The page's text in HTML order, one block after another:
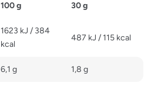
100 g 30 g
1623 kJ / 384
kcal
487 kJ / 115 kcal
6,1 g 1,8 g